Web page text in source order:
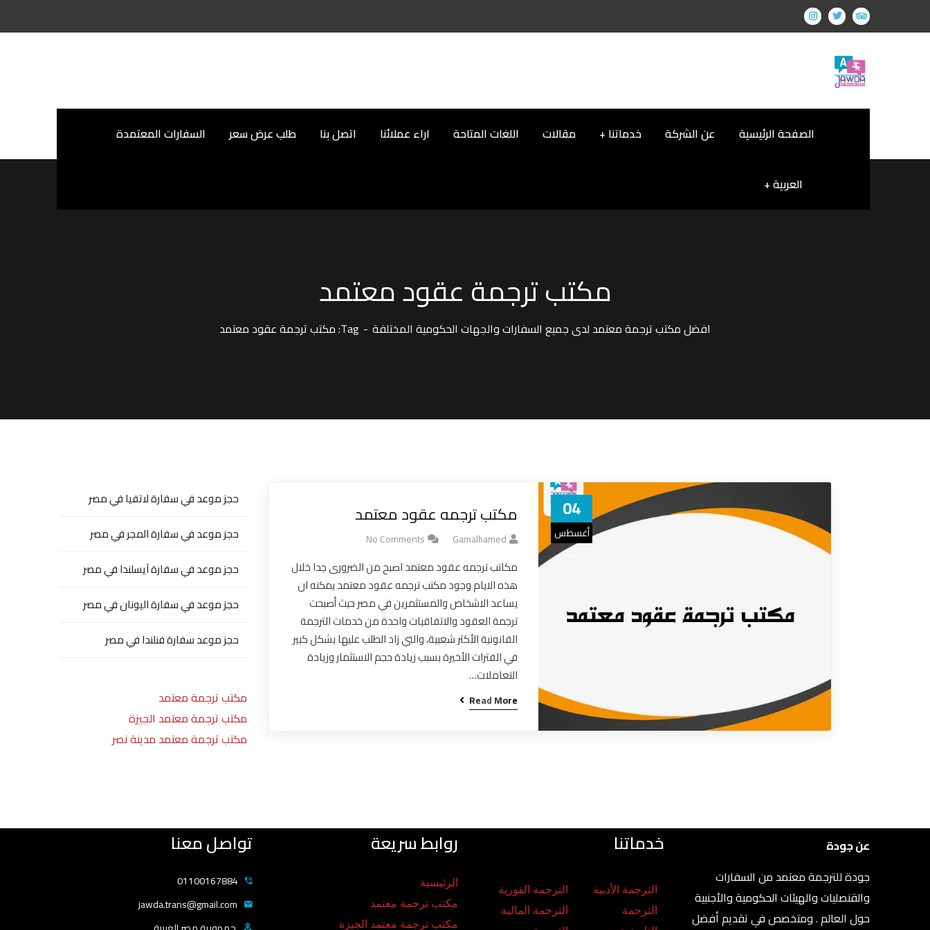
الصفحة الرئيسية عن الشركة خدماتنا مقالات اللغات المتاحة اراء عملائنا اتصل بنا طلب عرض سعر السفارات المعتمدة
العربية
مكتب ترجمة عقود معتمد
افضل مكتب ترجمة معتمد لدى جميع السفارات والجهات الحكومية المختلفة Tag: مكتب ترجمة عقود معتمد
04
أغسطس
22
مكتب ترجمه عقود معتمد
Gamalhamed
No Comments
مكاتب ترجمه عقود معتمد اصبح من الضرورى جدا خلال
هذه الايام وجود مكتب ترجمه عقود معتمد يمكنه ان
يساعد الاشخاص والمستثمرين في مصر حيث أصبحت
ترجمة العقود والاتفاقيات واحدة من خدمات الترجمة
القانونية الأكثر شعبية، والتي زاد الطلب عليها بشكل كبير
في الفترات الأخيرة بسبب زيادة حجم الاستثمار وزيادة
التعاملات…
Read More
حجز موعد في سفارة لاتفيا في مصر
حجز موعد في سفارة المجر في مصر
حجز موعد في سفارة آيسلندا في مصر
حجز موعد في سفارة اليونان في مصر
حجز موعد سفارة فنلندا في مصر
مكتب ترجمة معتمد
مكتب ترجمة معتمد الجيزة
مكتب ترجمة معتمد مدينة نصر
عن جودة
جودة للترجمة معتمد من السفارات
والقنصليات والهيئات الحكومية والأجنبية
حول العالم . ومتخصص في تقديم أفضل
خدماتنا
الترجمة الأدبية
الترجمة
الترجمة الفورية
الترجمة المالية
روابط سريعة
الرئيسية
مكتب ترجمة معتمد
مكتب ترجمة معتمد الجيزة
تواصل معنا
01100167884
jawda.trans@gmail.com